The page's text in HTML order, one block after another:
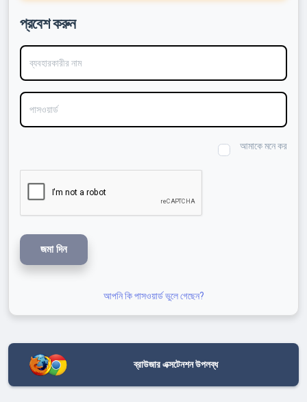
প্রবেশ করুন
ব্যবহারকারীর নাম
পাসওয়ার্ড
আমাকে মনে কর
জমা দিন
আপনি কি পাসওয়ার্ড ভুলে গেছেন?
ব্রাউজার এক্সটেনশন উপলব্ধ